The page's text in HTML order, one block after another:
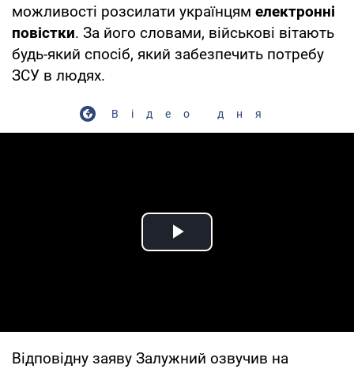
можливості розсилати українцям електронні
повістки. За його словами, військові вітають
будь-який спосіб, який забезпечить потребу
ЗСУ в людях.
Відео дня
Play Video
Відповідну заяву Залужний озвучив на